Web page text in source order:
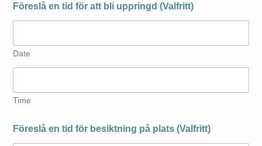
Föreslå en tid för att bli uppringd (Valfritt)
Date
Time
Föreslå en tid för besiktning på plats (Valfritt)